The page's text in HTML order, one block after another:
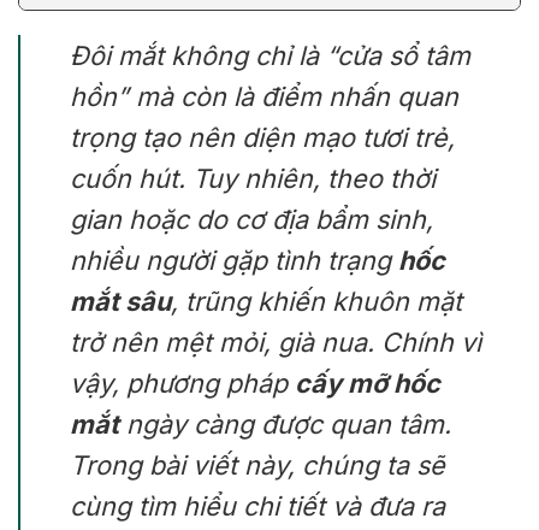
Đôi mắt không chỉ là “cửa sổ tâm
hồn” mà còn là điểm nhấn quan
trọng tạo nên diện mạo tươi trẻ,
cuốn hút. Tuy nhiên, theo thời
gian hoặc do cơ địa bẩm sinh,
nhiều người gặp tình trạnghốc
mắt sâu, trũng khiến khuôn mặt
trở nên mệt mỏi, già nua. Chính vì
vậy, phương pháp cấy mỡ hốc
mắtngày càng được quan tâm.
Trong bài viết này, chúng ta sẽ
cùng tìm hiểu chi tiết và đưa ra